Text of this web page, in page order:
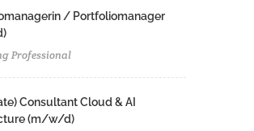
/ Portfoliomanager
Professional
Consultant Cloud & AI
(m/w/d)​